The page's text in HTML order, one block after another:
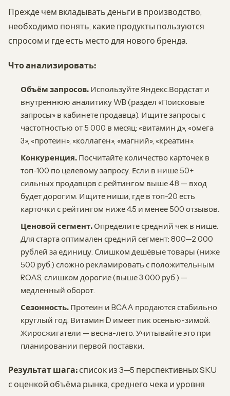
Прежде чем вкладывать деньги в производство,
необходимо понять, какие продукты пользуются
спросом и где есть место для нового бренда.
Что анализировать:
Объём запросов. Используйте Яндекс.Вордстат и
внутреннюю аналитику WB (раздел «Поисковые
запросы» в кабинете продавца). Ищите запросы с
частотностью от 5 000 в месяц: «витамин д», «омега
3», «протеин», «коллаген», «магний», «креатин».
Конкуренция. Посчитайте количество карточек в
топ-100 по целевому запросу. Если в нише 50+
сильных продавцов с рейтингом выше 4.8 — вход
будет дорогим. Ищите ниши, где в топ-20 есть
карточки с рейтингом ниже 4.5 и менее 500 отзывов.
Ценовой сегмент. Определите средний чек в нише.
Для старта оптимален средний сегмент: 800—2 000
рублей за единицу. Слишком дешёвые товары (ниже
500 руб.) сложно рекламировать с положительным
ROAS, слишком дорогие (выше 3 000 руб.) —
медленный оборот.
Сезонность. Протеин и BCAA продаются стабильно
круглый год. Витамин D имеет пик осенью-зимой.
Жиросжигатели — весна-лето. Учитывайте это при
планировании первой поставки.
Результат шага: список из 3—5 перспективных SKU
с оценкой объёма рынка, среднего чека и уровня